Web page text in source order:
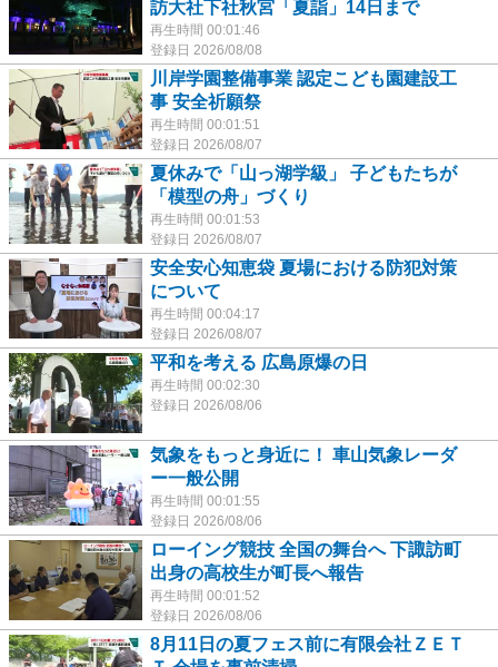
訪大社下社秋宮「夏詣」14日まで
再生時間 00:01:46
登録日 2026/08/08
川岸学園整備事業 認定こども園建設工
事 安全祈願祭
再生時間 00:01:51
登録日 2026/08/07
夏休みで「山っ湖学級」 子どもたちが
「模型の舟」づくり
再生時間 00:01:53
登録日 2026/08/07
安全安心知恵袋 夏場における防犯対策
について
再生時間 00:04:17
登録日 2026/08/07
平和を考える 広島原爆の日
再生時間 00:02:30
登録日 2026/08/06
気象をもっと身近に！ 車山気象レーダ
ー一般公開
再生時間 00:01:55
登録日 2026/08/06
ローイング競技 全国の舞台へ 下諏訪町
出身の高校生が町長へ報告
再生時間 00:01:52
登録日 2026/08/06
8月11日の夏フェス前に有限会社ＺＥＴ